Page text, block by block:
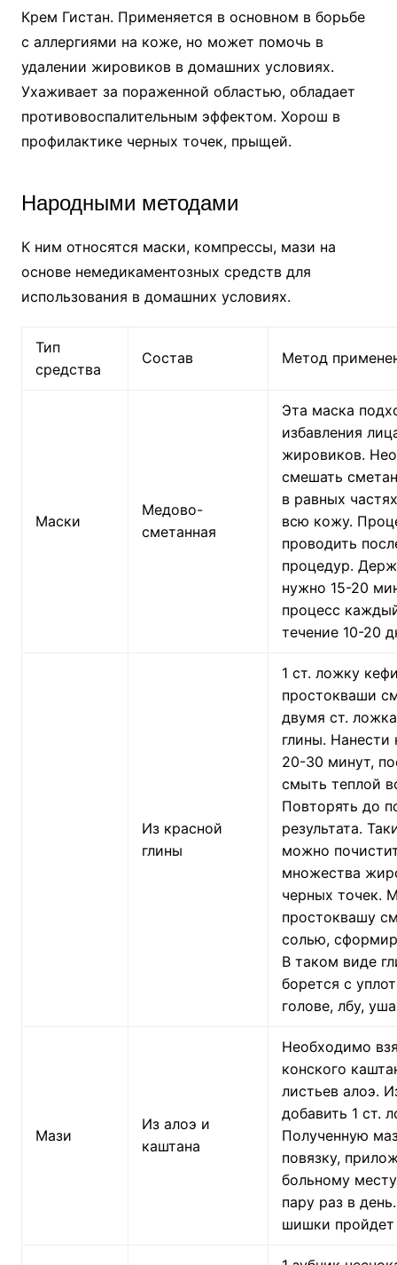
Крем Гистан. Применяется в основном в борьбе
с аллергиями на коже, но может помочь в
удалении жировиков в домашних условиях.
Ухаживает за пораженной областью, обладает
противовоспалительным эффектом. Хорош в
профилактике черных точек, прыщей.
Народными методами
К ним относятся маски, компрессы, мази на
основе немедикаментозных средств для
использования в домашних условиях.
Тип
средства
Состав Метод
Маски
Медово-
сметанная
Эта маска
избавления
жировиков.
смешать
в равных
всю кожу.
проводить
процедур.
нужно 15-20
процесс
течение 10-20
Из красной
глины
1 ст. ложку
простокваши
двумя ст.
глины.
20-30 минут,
смыть теплой
Повторять до
результата.
можно
множества
черных точек.
простоквашу
солью,
В таком виде
борется с
голове, лбу,
Мази
Из алоэ и
каштана
Необходимо
конского
листьев алоэ.
добавить 1 ст.
Полученную
повязку,
больному
пару раз в
шишки пройдет